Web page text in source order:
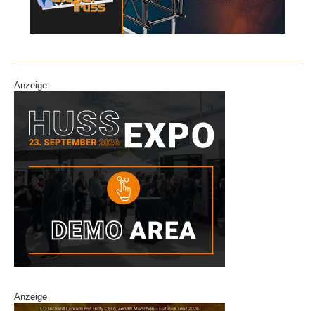
Anzeige
Anzeige